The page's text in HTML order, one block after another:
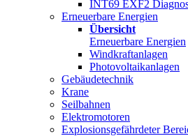
INT69 EXF2
Erneuerbare Energien
Übersicht
Erneuerbare Energien
Windkraftanlagen
Photovoltaikanlagen
Gebäudetechnik
Krane
Seilbahnen
Elektromotoren
Explosionsgefährdeter